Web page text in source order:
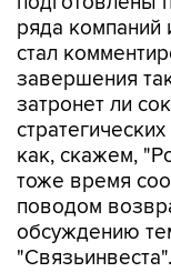
ряда компаний
стал
завершения
затронет ли
как, скажем,
тоже время
поводом
обсуждению
"Связьинвеста".